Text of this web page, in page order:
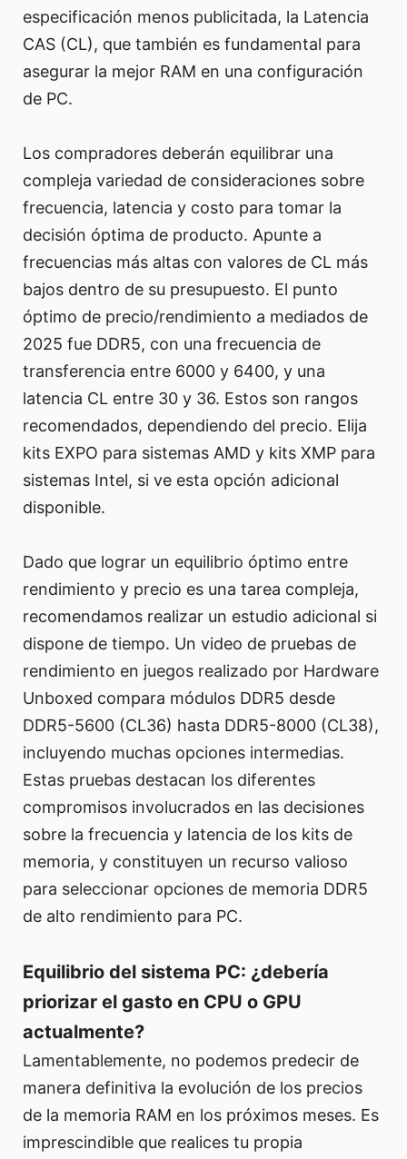
especificación menos publicitada, la Latencia
CAS (CL), que también es fundamental para
asegurar la mejor RAM en una configuración
de PC.
Los compradores deberán equilibrar una
compleja variedad de consideraciones sobre
frecuencia, latencia y costo para tomar la
decisión óptima de producto. Apunte a
frecuencias más altas con valores de CL más
bajos dentro de su presupuesto. El punto
óptimo de precio/rendimiento a mediados de
2025 fue DDR5, con una frecuencia de
transferencia entre 6000 y 6400, y una
latencia CL entre 30 y 36. Estos son rangos
recomendados, dependiendo del precio. Elija
kits EXPO para sistemas AMD y kits XMP para
sistemas Intel, si ve esta opción adicional
disponible.
Dado que lograr un equilibrio óptimo entre
rendimiento y precio es una tarea compleja,
recomendamos realizar un estudio adicional si
dispone de tiempo. Un video de pruebas de
rendimiento en juegos realizado por Hardware
Unboxed compara módulos DDR5 desde
DDR5-5600 (CL36) hasta DDR5-8000 (CL38),
incluyendo muchas opciones intermedias.
Estas pruebas destacan los diferentes
compromisos involucrados en las decisiones
sobre la frecuencia y latencia de los kits de
memoria, y constituyen un recurso valioso
para seleccionar opciones de memoria DDR5
de alto rendimiento para PC.
Equilibrio del sistema PC: ¿debería
priorizar el gasto en CPU o GPU
actualmente?
Lamentablemente, no podemos predecir de
manera definitiva la evolución de los precios
de la memoria RAM en los próximos meses. Es
imprescindible que realices tu propia